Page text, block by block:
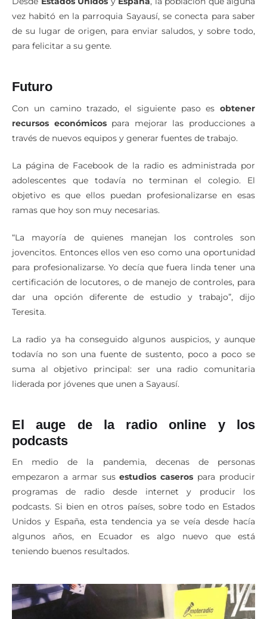
vez habitó en la parroquia Sayausí, se conecta para saber
de su lugar de origen, para enviar saludos, y sobre todo,
para felicitar a su gente.
Futuro
Con un camino trazado, el siguiente paso es obtener
recursos económicospara mejorar las producciones a
través de nuevos equipos y generar fuentes de trabajo.
La página de Facebook de la radio es administrada por
adolescentes que todavía no terminan el colegio. El
objetivo es que ellos puedan profesionalizarse en esas
ramas que hoy son muy necesarias.
“La mayoría de quienes manejan los controles son
jovencitos. Entonces ellos ven eso como una oportunidad
para profesionalizarse. Yo decía que fuera linda tener una
certificación de locutores, o de manejo de controles, para
dar una opción diferente de estudio y trabajo”, dijo
Teresita.
La radio ya ha conseguido algunos auspicios, y aunque
todavía no son una fuente de sustento, poco a poco se
suma al objetivo principal: ser una radio comunitaria
liderada por jóvenes que unen a Sayausí.
El auge de la radio online y los
podcasts
En medio de la pandemia, decenas de personas
empezaron a armar susestudios caseros para producir
programas de radio desde internet y producir los
podcasts. Si bien en otros países, sobre todo en Estados
Unidos y España, esta tendencia ya se veía desde hacía
algunos años, en Ecuador es algo nuevo que está
teniendo buenos resultados.